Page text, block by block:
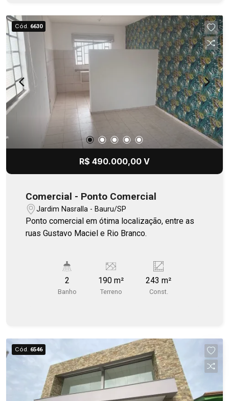
Cód. 6630
R$ 490.000,00 V
Comercial - Ponto Comercial
Jardim Nasralla - Bauru/SP
Ponto comercial em ótima localização, entre as
ruas Gustavo Maciel e Rio Branco.
2
Banho
190 m²
Terreno
243 m²
Const.
Cód. 6546